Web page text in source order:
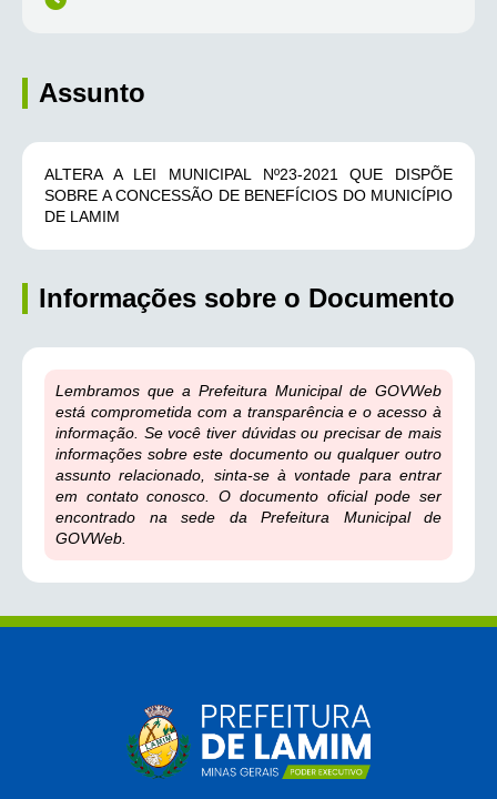
Assunto
ALTERA A LEI MUNICIPAL Nº23-2021 QUE DISPÕE
SOBRE A CONCESSÃO DE BENEFÍCIOS DO MUNICÍPIO
DE LAMIM
Informações sobre o Documento
Lembramos que a Prefeitura Municipal de GOVWeb
está comprometida com a transparência e o acesso à
informação. Se você tiver dúvidas ou precisar de mais
informações sobre este documento ou qualquer outro
assunto relacionado, sinta-se à vontade para entrar
em contato conosco. O documento oficial pode ser
encontrado na sede da Prefeitura Municipal de
GOVWeb.